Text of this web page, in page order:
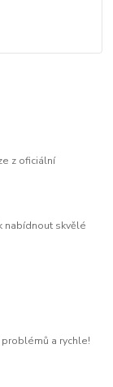
z oficiální
nabídnout skvělé
a rychle!